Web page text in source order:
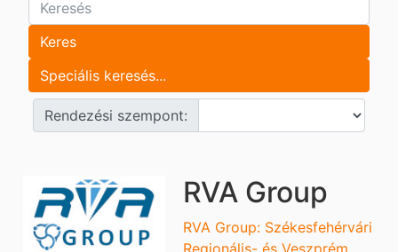
Rendezési szempont:
RVA Group
RVA Group: Székesfehérvári
Regionális- és Veszprém